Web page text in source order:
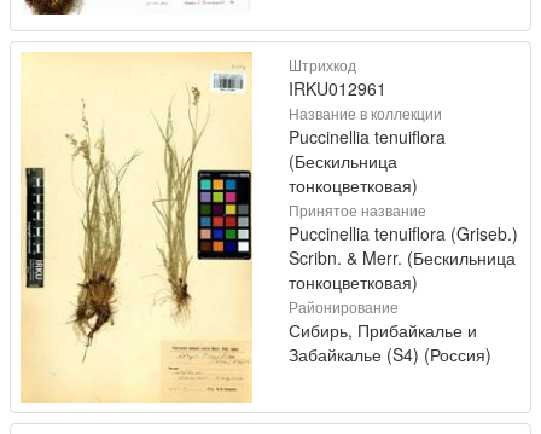
Штрихкод
IRKU012961
Название в коллекции
Puccinellia tenuiflora
(Бескильница
тонкоцветковая)
Принятое название
Puccinellia tenuiflora (Griseb.)
Scribn. & Merr. (Бескильница
тонкоцветковая)
Районирование
Сибирь, Прибайкалье и
Забайкалье (S4) (Россия)